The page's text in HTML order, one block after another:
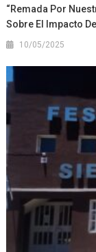
“Remada Por
Sobre El Impacto
10/05/2025